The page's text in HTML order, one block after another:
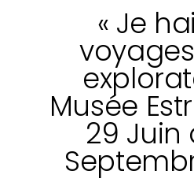
« Je
Musée
29 Juin